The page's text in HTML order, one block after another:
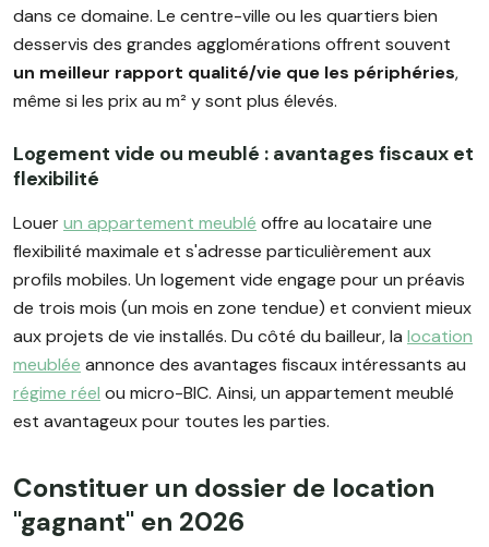
dans ce domaine. Le centre-ville ou les quartiers bien
desservis des grandes agglomérations offrent souvent
un meilleur rapport qualité/vie que les périphéries,
même si les prix au m² y sont plus élevés.
Logement vide ou meublé : avantages fiscaux et
flexibilité
Louerun appartement meublé offre au locataire une
flexibilité maximale et s'adresse particulièrement aux
profils mobiles. Un logement vide engage pour un préavis
de trois mois (un mois en zone tendue) et convient mieux
aux projets de vie installés. Du côté du bailleur, la location
meublée annonce des avantages fiscaux intéressants au
régime réel ou micro-BIC. Ainsi, un appartement meublé
est avantageux pour toutes les parties.
Constituer un dossier de location
"gagnant" en 2026